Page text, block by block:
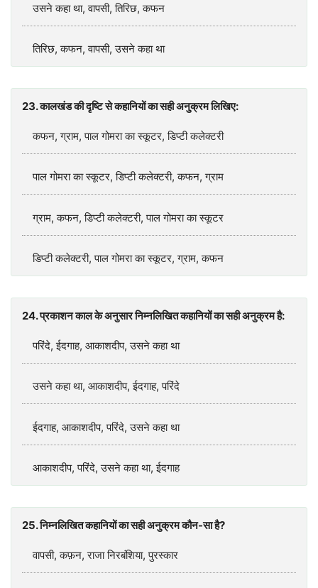
उसने कहा था, वापसी, तिरिछ, कफन
तिरिछ, कफन, वापसी, उसने कहा था
23. कालखंड की दृष्टि से कहानियों का सही अनुक्रम लिखिए:
कफन, ग्राम, पाल गोमरा का स्कूटर, डिप्टी कलेक्टरी
पाल गोमरा का स्कूटर, डिप्टी कलेक्टरी, कफन, ग्राम
ग्राम, कफन, डिप्टी कलेक्टरी, पाल गोमरा का स्कूटर
डिप्टी कलेक्टरी, पाल गोमरा का स्कूटर, ग्राम, कफन
24. प्रकाशन काल के अनुसार निम्नलिखित कहानियों का सही अनुक्रम है:
परिंदे, ईदगाह, आकाशदीप, उसने कहा था
उसने कहा था, आकाशदीप, ईदगाह, परिंदे
ईदगाह, आकाशदीप, परिंदे, उसने कहा था
आकाशदीप, परिंदे, उसने कहा था, ईदगाह
25. निम्नलिखित कहानियों का सही अनुक्रम कौन-सा है?
वापसी, कफ़न, राजा निरबंशिया, पुरस्कार